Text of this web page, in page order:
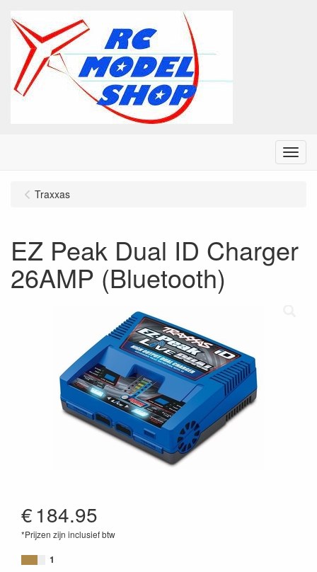
Menu
Traxxas
EZ Peak Dual ID Charger
26AMP (Bluetooth)
€184.95
*Prijzen zijn inclusief btw
1